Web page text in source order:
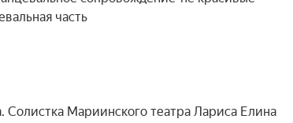
часть
Мариинского театра Лариса Елина